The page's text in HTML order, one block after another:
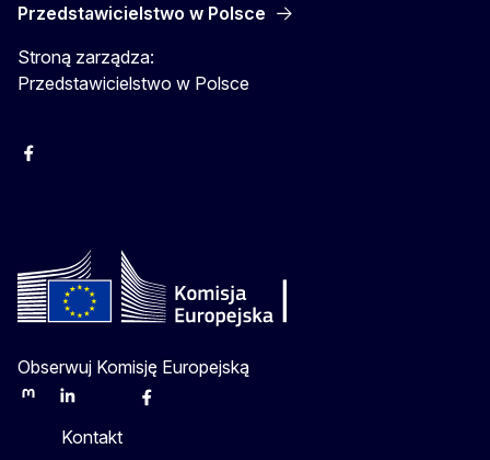
Przedstawicielstwo w Polsce
Stroną zarządza:
Przedstawicielstwo w Polsce
Facebook
Obserwuj Komisję Europejską
MastodonLinkedInBlueskyFacebook
Kontakt